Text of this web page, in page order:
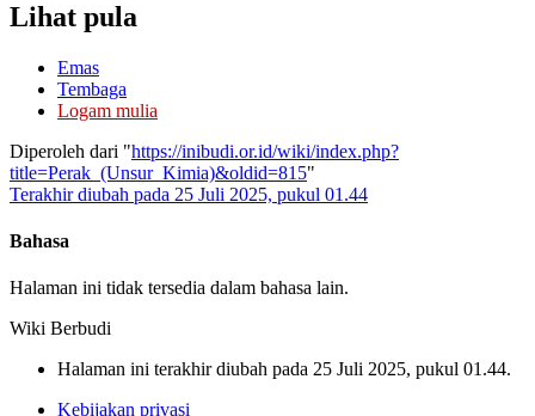
Lihat pula
Emas
Tembaga
Logam mulia
Diperoleh dari "https://inibudi.or.id/wiki/index.php?
title=Perak_(Unsur_Kimia)&oldid=815"
Terakhir diubah pada 25 Juli 2025, pukul 01.44
Bahasa
Halaman ini tidak tersedia dalam bahasa lain.
Wiki Berbudi
Halaman ini terakhir diubah pada 25 Juli 2025, pukul 01.44.
Kebijakan privasi